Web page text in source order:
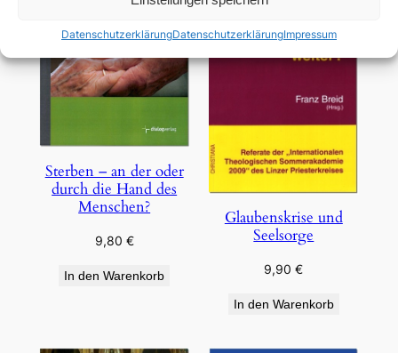
DatenschutzerklärungDatenschutzerklärungImpressum
Sterben – an der oder
durch die Hand des
Menschen?
9,80 €
In den Warenkorb
Glaubenskrise und
Seelsorge
9,90€
In den Warenkorb